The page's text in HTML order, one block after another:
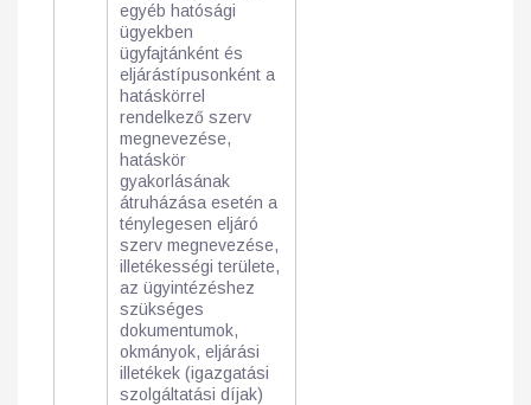
egyéb hatósági
ügyekben
ügyfajtánként és
eljárástípusonként a
hatáskörrel
rendelkező szerv
megnevezése,
hatáskör
gyakorlásának
átruházása esetén a
ténylegesen eljáró
szerv megnevezése,
illetékességi területe,
az ügyintézéshez
szükséges
dokumentumok,
okmányok, eljárási
illetékek (igazgatási
szolgáltatási díjak)